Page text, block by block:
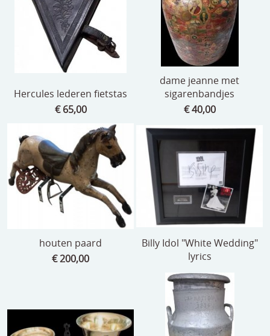
Hercules lederen fietstas
€ 65,00
dame jeanne met
sigarenbandjes
€ 40,00
houten paard
€ 200,00
Billy Idol "White Wedding"
lyrics